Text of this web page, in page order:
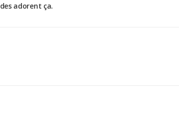
adorent ça.